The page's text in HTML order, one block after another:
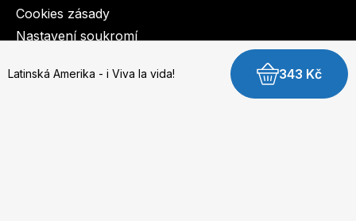
Latinská Amerika - i Viva la vida! 343 Kč
Cookies zásady
Nastavení soukromí
© 2003-2026 BurdaMedia Extra s.r.o.